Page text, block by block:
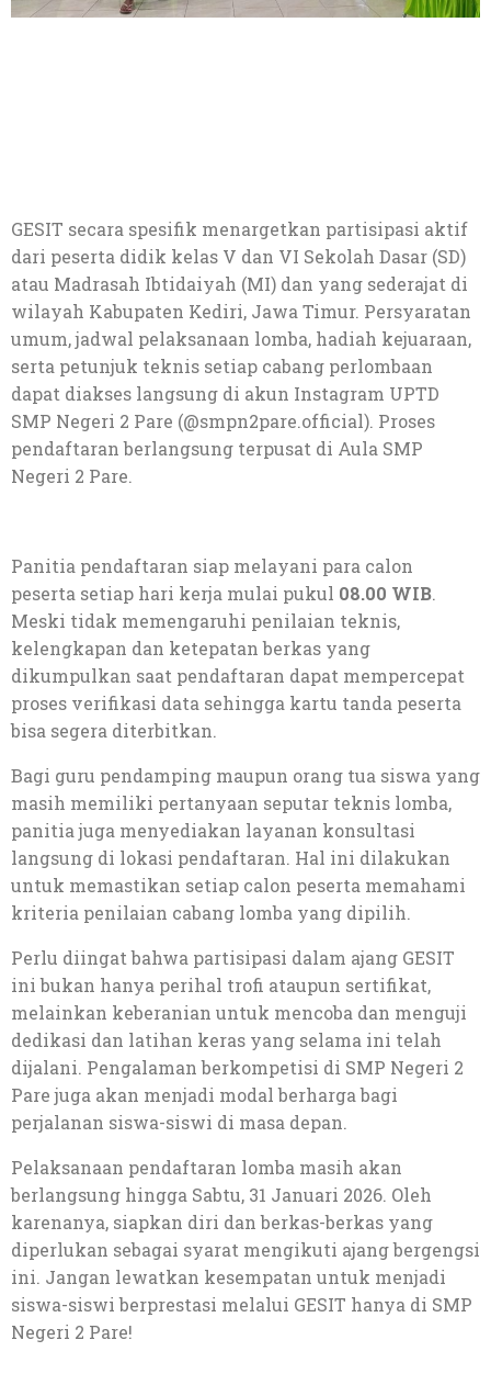
GESIT secara spesifik menargetkan partisipasi aktif
dari peserta didik kelas V dan VI Sekolah Dasar (SD)
atau Madrasah Ibtidaiyah (MI) dan yang sederajat di
wilayah Kabupaten Kediri, Jawa Timur. Persyaratan
umum, jadwal pelaksanaan lomba, hadiah kejuaraan,
serta petunjuk teknis setiap cabang perlombaan
dapat diakses langsung di akun Instagram UPTD
SMP Negeri 2 Pare (@smpn2pare.official). Proses
pendaftaran berlangsung terpusat di Aula SMP
Negeri 2 Pare.
Panitia pendaftaran siap melayani para calon
peserta setiap hari kerja mulai pukul 08.00 WIB.
Meski tidak memengaruhi penilaian teknis,
kelengkapan dan ketepatan berkas yang
dikumpulkan saat pendaftaran dapat mempercepat
proses verifikasi data sehingga kartu tanda peserta
bisa segera diterbitkan.
Bagi guru pendamping maupun orang tua siswa yang
masih memiliki pertanyaan seputar teknis lomba,
panitia juga menyediakan layanan konsultasi
langsung di lokasi pendaftaran. Hal ini dilakukan
untuk memastikan setiap calon peserta memahami
kriteria penilaian cabang lomba yang dipilih.
Perlu diingat bahwa partisipasi dalam ajang GESIT
ini bukan hanya perihal trofi ataupun sertifikat,
melainkan keberanian untuk mencoba dan menguji
dedikasi dan latihan keras yang selama ini telah
dijalani. Pengalaman berkompetisi di SMP Negeri 2
Pare juga akan menjadi modal berharga bagi
perjalanan siswa-siswi di masa depan.
Pelaksanaan pendaftaran lomba masih akan
berlangsung hingga Sabtu, 31 Januari 2026. Oleh
karenanya, siapkan diri dan berkas-berkas yang
diperlukan sebagai syarat mengikuti ajang bergengsi
ini. Jangan lewatkan kesempatan untuk menjadi
siswa-siswi berprestasi melalui GESIT hanya di SMP
Negeri 2 Pare!